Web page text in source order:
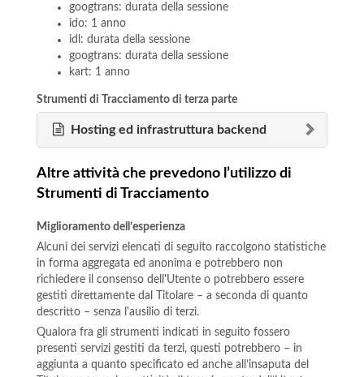
googtrans: durata della sessione
ido: 1 anno
idl: durata della sessione
googtrans: durata della sessione
kart: 1 anno
Strumenti di Tracciamento di terza parte
Hosting ed infrastruttura backend
Altre attività che prevedono l’utilizzo di
Strumenti di Tracciamento
Miglioramento dell’esperienza
Alcuni dei servizi elencati di seguito raccolgono statistiche
in forma aggregata ed anonima e potrebbero non
richiedere il consenso dell'Utente o potrebbero essere
gestiti direttamente dal Titolare – a seconda di quanto
descritto – senza l'ausilio di terzi.
Qualora fra gli strumenti indicati in seguito fossero
presenti servizi gestiti da terzi, questi potrebbero – in
aggiunta a quanto specificato ed anche all’insaputa del